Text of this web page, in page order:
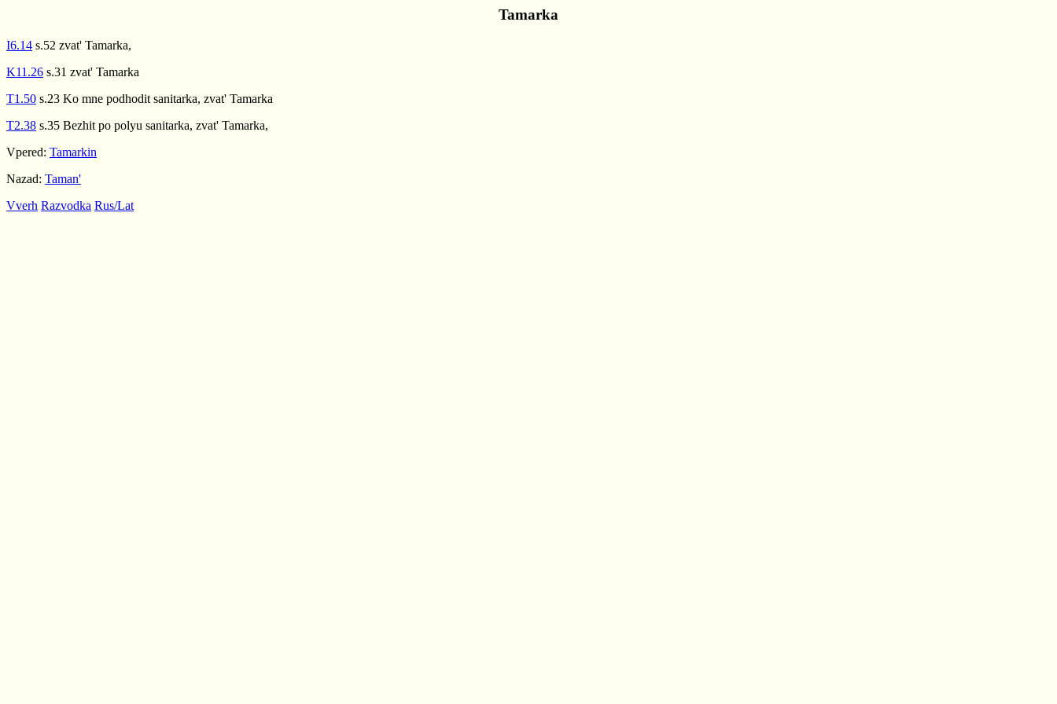
Tamarka
I6.14 s.52 zvat' Tamarka,
K11.26 s.31 zvat' Tamarka
T1.50 s.23 Ko mne podhodit sanitarka, zvat' Tamarka
T2.38 s.35 Bezhit po polyu sanitarka, zvat' Tamarka,
Vpered: Tamarkin
Nazad: Taman'
Vverh Razvodka Rus/Lat